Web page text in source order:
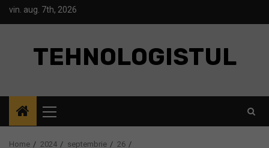
Skipvin. aug. 7th, 2026
TEHNOLOGISTUL
Menu
Home 2024 septembrie
26